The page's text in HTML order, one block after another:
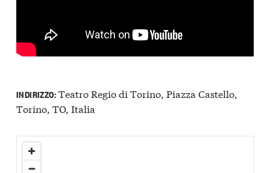
INDIRIZZO:Teatro Regio di Torino, Piazza Castello,
Torino, TO, Italia